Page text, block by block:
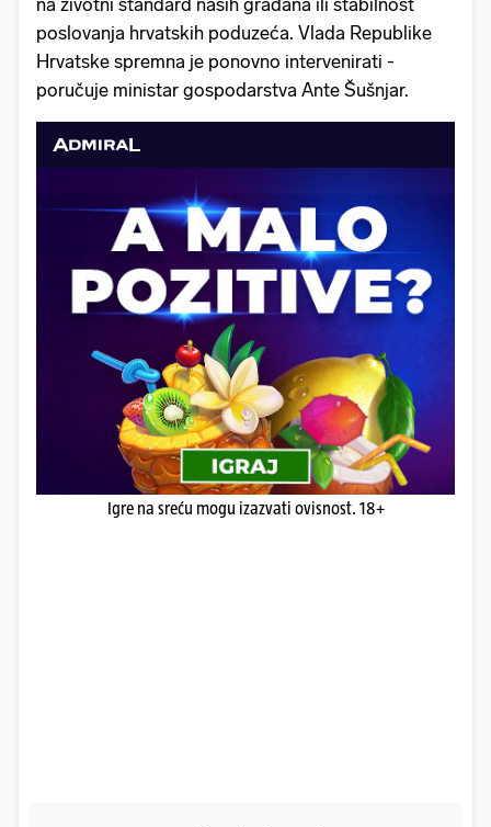
na životni standard naših građana ili stabilnost
poslovanja hrvatskih poduzeća. Vlada Republike
Hrvatske spremna je ponovno intervenirati -
poručuje ministar gospodarstva Ante Šušnjar.
Igre na sreću mogu izazvati ovisnost. 18+